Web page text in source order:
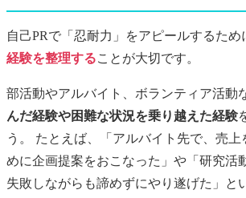
自己PRで「忍耐力」をアピールするため
経験を整理することが大切です。
部活動やアルバイト、ボランティア活動
んだ経験や困難な状況を乗り越えた経験
う。 たとえば、「アルバイト先で、売上
めに企画提案をおこなった」や「研究活
失敗しながらも諦めずにやり遂げた」と